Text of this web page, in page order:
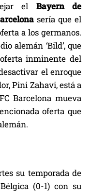
el Bayern de
sería que el
a los germanos.
alemán ‘Bild’, que
inminente del
el enroque
Pini Zahavi, está a
Barcelona mueva
oferta que
su temporada de
(0-1) con su